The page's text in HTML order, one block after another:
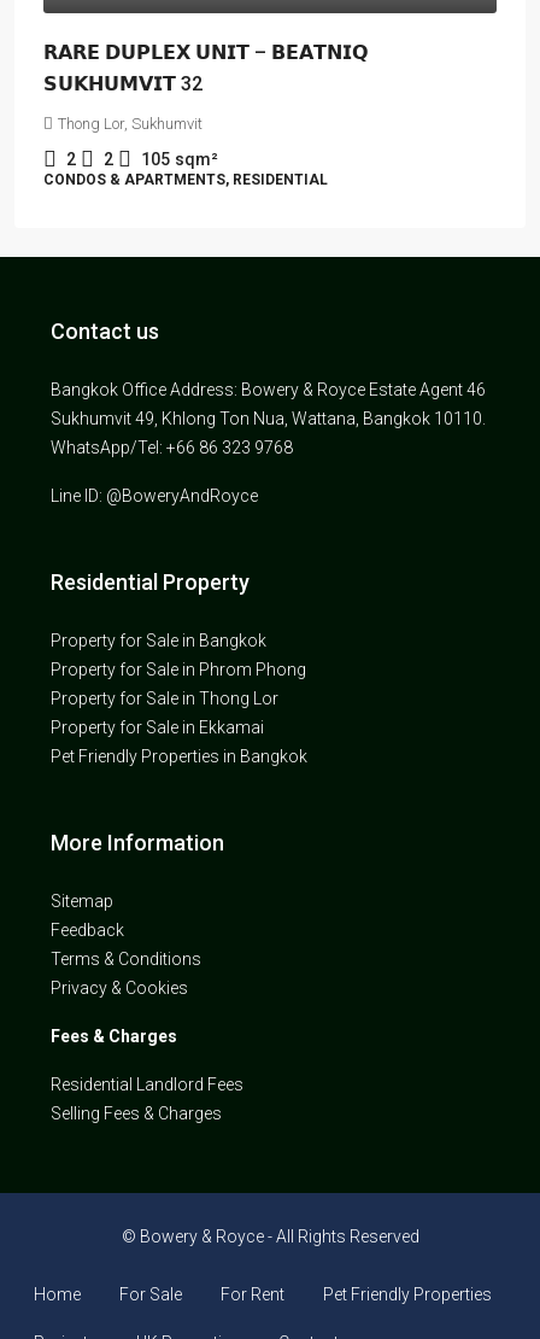
𝗥𝗔𝗥𝗘 𝗗𝗨𝗣𝗟𝗘𝗫 𝗨𝗡𝗜𝗧 – 𝗕𝗘𝗔𝗧𝗡𝗜𝗤
𝗦𝗨𝗞𝗛𝗨𝗠𝗩𝗜𝗧 32
Thong Lor, Sukhumvit
2 2 105 sqm²
CONDOS & APARTMENTS, RESIDENTIAL
Contact us
Bangkok Office Address: Bowery & Royce Estate Agent 46
Sukhumvit 49, Khlong Ton Nua, Wattana, Bangkok 10110.
WhatsApp/Tel: +66 86 323 9768
Line ID: @BoweryAndRoyce
Residential Property
Property for Sale in Bangkok
Property for Sale in Phrom Phong
Property for Sale in Thong Lor
Property for Sale in Ekkamai
Pet Friendly Properties in Bangkok
More Information
Sitemap
Feedback
Terms & Conditions
Privacy & Cookies
Fees & Charges
Residential Landlord Fees
Selling Fees & Charges
© Bowery & Royce - All Rights Reserved
Home For Sale For Rent Pet Friendly Properties